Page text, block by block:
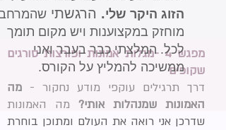
מפגש 4 -מגלות אמונות ופורצות סורגים
שקופים
דרך תרגילים עוקפי מודע נחקור - מה
האמונות שמנהלות אותי? מה האמונות
שדרכן אני רואה את העולם ומתוכן בוחרת
הזוג היקר שלי. הרגשתי
מוחזק במקצוענות ויש מקום תומך
לכל. המלצתי כבר בעבר ואני
ממשיכה להמליץ על הקורס.